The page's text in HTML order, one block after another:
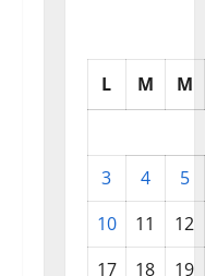
L M M
3 4
5
10
11
12
17
18 19